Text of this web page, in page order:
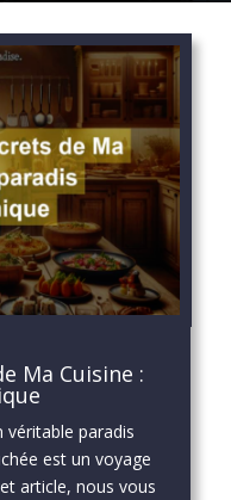
Ma Cuisine :
véritable paradis
est un voyage
article, nous vous